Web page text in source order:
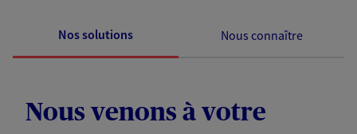
Nos solutions Nous connaître
Nous venons à votre